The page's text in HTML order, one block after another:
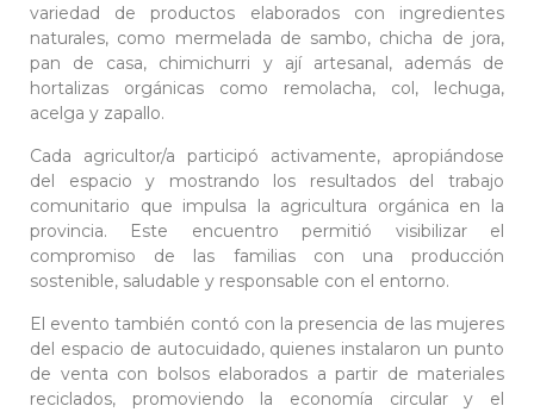
variedad de productos elaborados con ingredientes
naturales, como mermelada de sambo, chicha de jora,
pan de casa, chimichurri y ají artesanal, además de
hortalizas orgánicas como remolacha, col, lechuga,
acelga y zapallo.
Cada agricultor/a participó activamente, apropiándose
del espacio y mostrando los resultados del trabajo
comunitario que impulsa la agricultura orgánica en la
provincia. Este encuentro permitió visibilizar el
compromiso de las familias con una producción
sostenible, saludable y responsable con el entorno.
El evento también contó con la presencia de las mujeres
del espacio de autocuidado, quienes instalaron un punto
de venta con bolsos elaborados a partir de materiales
reciclados, promoviendo la economía circular y el